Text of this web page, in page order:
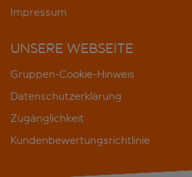
Impressum
UNSERE WEBSEITE
Gruppen-Cookie-Hinweis
Datenschutzerklärung
Zugänglichkeit
Kundenbewertungsrichtlinie